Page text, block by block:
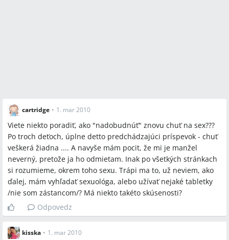
cartridge • 1. mar 2010
Viete niekto poradiť, ako "nadobudnúť" znovu chuť na sex???
Po troch deťoch, úplne detto predchádzajúci príspevok - chuť
veškerá žiadna .... A navyše mám pocit, že mi je manžel
neverný, pretože ja ho odmietam. Inak po všetkých stránkach
si rozumieme, okrem toho sexu. Trápi ma to, už neviem, ako
ďalej, mám vyhľadať sexuológa, alebo užívať nejaké tabletky
/nie som zástancom/? Má niekto takéto skúsenosti?
Odpovedz
kisska • 1. mar 2010